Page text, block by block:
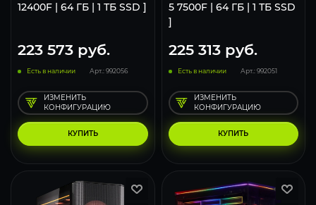
12400F | 64 ГБ | 1 ТБ SSD ]
223 573 руб.
Есть в наличии Арт.: 992056
КУПИТЬ
ИЗМЕНИТЬ
КОНФИГУРАЦИЮ
5 7500F | 64 ГБ | 1 ТБ SSD
]
225 313руб.
Есть в наличии Арт.: 992051
КУПИТЬ
ИЗМЕНИТЬ
КОНФИГУРАЦИЮ